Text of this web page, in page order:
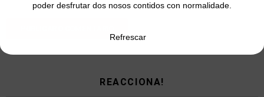
REACCIONA!
poder desfrutar dos nosos contidos con normalidade.
Refrescar